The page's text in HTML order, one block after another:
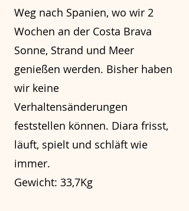
Weg nach Spanien, wo wir 2
Wochen an der Costa Brava
Sonne, Strand und Meer
genießen werden. Bisher haben
wir keine
Verhaltensänderungen
feststellen können. Diara frisst,
läuft, spielt und schläft wie
immer.
Gewicht: 33,7Kg